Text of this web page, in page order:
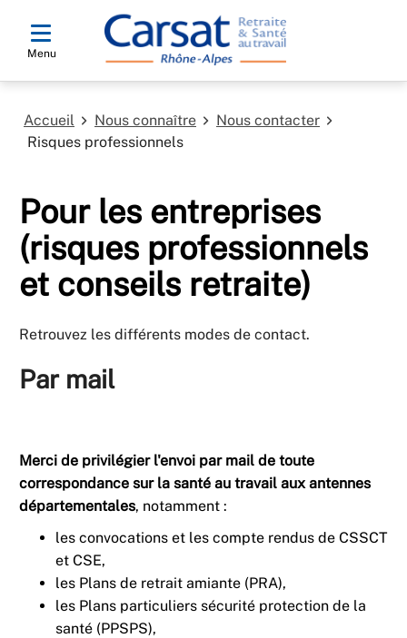
Menu
Accueil Nous connaître
Nous contacter
Risques professionnels
Pour les entreprises
(risques professionnels
et conseils retraite)
Retrouvez les différents modes de contact.
Par mail
Merci de privilégier l'envoi par mail de toute
correspondance sur la santé au travail aux antennes
départementales, notamment :
les convocations et les compte rendus de CSSCT
et CSE,
les Plans de retrait amiante (PRA),
les Plans particuliers sécurité protection de la
santé (PPSPS),